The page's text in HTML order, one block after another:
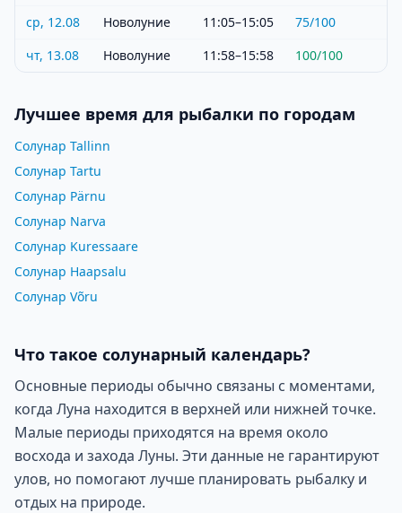
ср, 12.08 Новолуние 11:05–15:05 75/100
чт, 13.08
Новолуние 11:58–15:58 100/100
Лучшее время для рыбалки по городам
Солунар Tallinn
Солунар Tartu
Солунар Pärnu
Солунар Narva
Солунар Kuressaare
Солунар Haapsalu
Солунар Võru
Что такое солунарный календарь?
Основные периоды обычно связаны с моментами,
когда Луна находится в верхней или нижней точке.
Малые периоды приходятся на время около
восхода и захода Луны. Эти данные не гарантируют
улов, но помогают лучше планировать рыбалку и
отдых на природе.